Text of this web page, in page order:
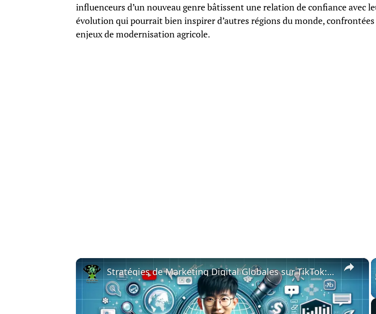
influenceurs d’un nouveau genre bâtissent une relation de confiance avec
évolution qui pourrait bien inspirer d’autres régions du monde, confrontées
enjeux de modernisation agricole.
×
Stratégies de Marketing Digital Globales sur TikTok: Réponse aux Questions de Jiaming